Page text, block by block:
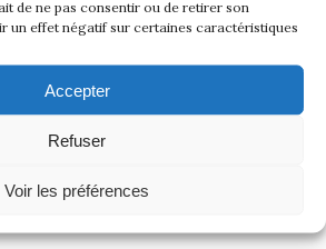
de ne pas consentir ou de retirer son
un effet négatif sur certaines caractéristiques
Accepter
Refuser
Voir les préférences